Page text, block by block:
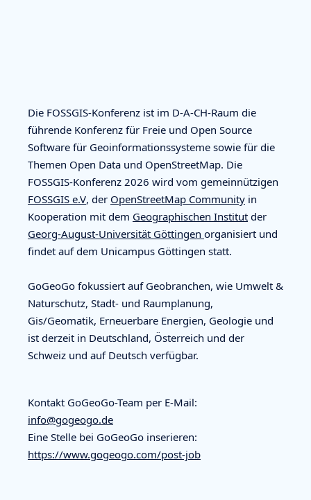
Die FOSSGIS-Konferenz ist im D-A-CH-Raum die
führende Konferenz für Freie und Open Source
Software für Geoinformationssysteme sowie für die
Themen Open Data und OpenStreetMap. Die
FOSSGIS-Konferenz 2026 wird vom gemeinnützigen
FOSSGIS e.V, der OpenStreetMap Community in
Kooperation mit dem Geographischen Institut der
Georg-August-Universität Göttingen organisiert und
findet auf dem Unicampus Göttingen statt.
GoGeoGo fokussiert auf Geobranchen, wie Umwelt &
Naturschutz, Stadt- und Raumplanung,
Gis/Geomatik, Erneuerbare Energien, Geologie und
ist derzeit in Deutschland, Österreich und der
Schweiz und auf Deutsch verfügbar.
Kontakt GoGeoGo-Team per E-Mail:
info@gogeogo.de
Eine Stelle bei GoGeoGo inserieren:
https://www.gogeogo.com/post-job